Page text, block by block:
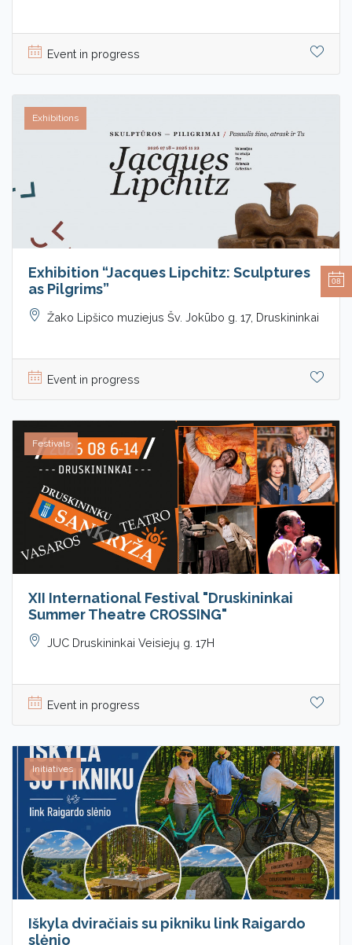
Event in progress
Exhibitions
Exhibition “Jacques Lipchitz: Sculptures
as Pilgrims”
Žako Lipšico muziejus Šv. Jokūbo g. 17, Druskininkai
Event in progress
Festivals
XII International Festival "Druskininkai
Summer Theatre CROSSING"
JUC Druskininkai Veisiejų g. 17H
Event in progress
Initiatives
Iškyla dviračiais su pikniku link Raigardo
slėnio
08